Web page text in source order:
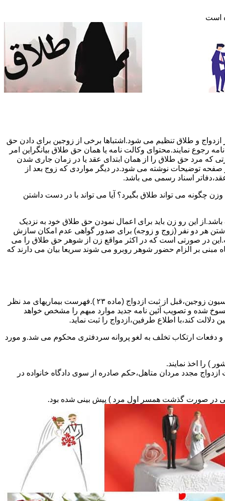
است
و طلاق تنظیم می شود.اشتباها برخی از زوجین برای دادن حق
رجوع نمایند.محتوای وکالت نامه یا همان حق طلاق بیانگراین امر
که مرد حق طلاق را از همان ابتدای عقد یا در زمان جاری شدن
صفحه توضیحات نوشته می شود.در دیگر مواردی که زوج بعد از
اسناد رسمی می باشد.
می تواند طلاق بگیرد؟ آیا می تواند با در دست داشتن
این رو زن باید برای اعمال نمودن حق طلاق خود به نزدیک
هر دو نفر (زوج و زوجه) برای صدور گواهی عدم امکان سازش
در صورتی است که در اکثر مواقع زن از شوهر حق طلاق را می
مبنی بر الزام حضور شوهر روبرو می شوند سریعا بیان می دارند که
مطالبه و اخذ گواهی پزشکی معتبر مبنی بر عدم اعتیاد به مواد مخدر و عدم ابتلا به بیماریهای مسری ( سیفلیس،تالاسمی و..) و نیز واکسیناسیون زوجین،قبل از ثبت ازدواج (ماده ۲۳ ).فهرست بیماریهای مد نظر
شده و تصویب آئین نامه جدید موارد مبهم را مشخص خواهد
دلالت کند،با اطلاع طرفین،ازدواج را ثبت نماید.
و دفعات ارتکاب تخلف به لغو پروانه سردفتری محکوم می شد.و مورد
السابق مکلفند قبل از ثبت ازدواج مجدد مردان متاهل،حکم صادره از سوی دادگاه خانواده در
در صورت گذشت همسر اول مرد ) پیش بینی شده بود.